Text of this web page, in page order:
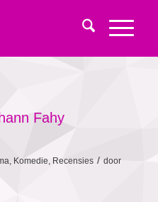
Fahy
, Komedie, Recensies / door